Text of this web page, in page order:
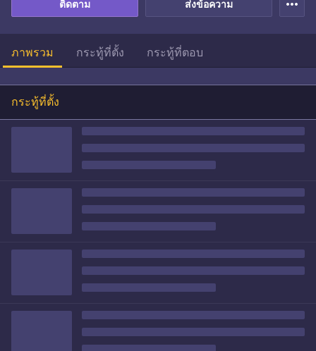
ส่งข้อความ
ติดตาม more_horiz
ภาพรวม กระทู้ที่ตั้ง กระทู้ที่ตอบ
กระทู้ที่ตั้ง